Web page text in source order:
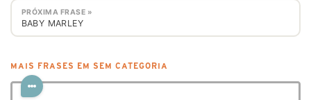
PRÓXIMA FRASE »
BABY MARLEY
MAIS FRASES EM SEM CATEGORIA